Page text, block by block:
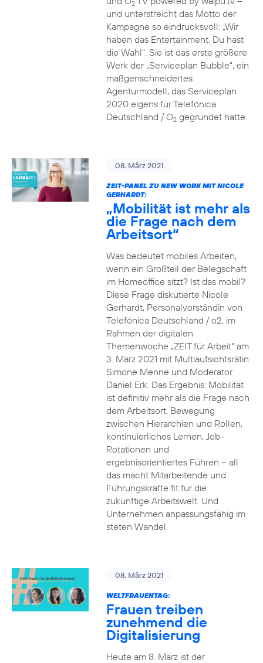
2
und unterstreicht das Motto der
Kampagne so eindrucksvoll: „Wir
haben das Entertainment. Du hast
die Wahl“. Sie ist das erste größere
Werk der „Serviceplan Bubble“, ein
maßgenschneidertes
Agenturmodell, das Serviceplan
2020 eigens für Telefónica
Deutschland / O2gegründet hatte.
08. März 2021
ZEIT-PANEL ZU NEW WORK MIT NICOLE
GERHARDT:
„Mobilität ist mehr als
die Frage nach dem
Arbeitsort“
Was bedeutet mobiles Arbeiten,
wenn ein Großteil der Belegschaft
im Homeoffice sitzt? Ist das mobil?
Diese Frage diskutierte Nicole
Gerhardt, Personalvorständin von
Telefónica Deutschland / o2, im
Rahmen der digitalen
Themenwoche „ZEIT für Arbeit“ am
3. März 2021 mit Multiaufsichtsrätin
Simone Menne und Moderator
Daniel Erk. Das Ergebnis: Mobilität
ist definitiv mehr als die Frage nach
dem Arbeitsort. Bewegung
zwischen Hierarchien und Rollen,
kontinuierliches Lernen, Job-
Rotationen und
ergebnisorientiertes Führen – all
das macht Mitarbeitende und
Führungskräfte fit für die
zukünftige Arbeitswelt. Und
Unternehmen anpassungsfähig im
steten Wandel.
08. März 2021
WELTFRAUENTAG:
Frauen treiben
zunehmend die
Digitalisierung
Heute am 8. März ist der